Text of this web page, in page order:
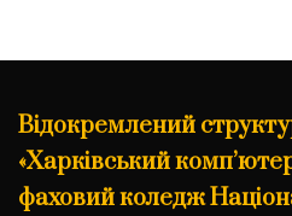
Відокремлений
«Харківський
фаховий коледж